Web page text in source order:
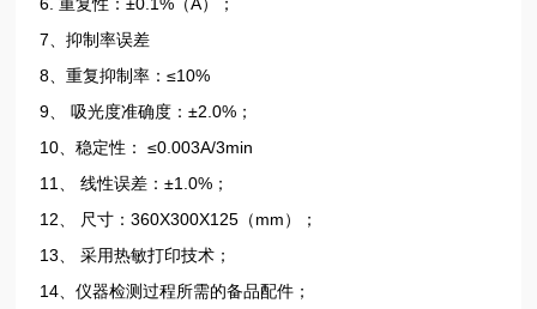
7、抑制率误差
8、重复抑制率：≤10%
9、 吸光度准确度：±2.0%；
10、稳定性： ≤0.003A/3min
11、 线性误差：±1.0%；
12、 尺寸：360X300X125（mm）；
13、 采用热敏打印技术；
14、仪器检测过程所需的备品配件；